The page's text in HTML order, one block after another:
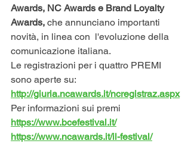
Awards, NC Awards e Brand Loyalty
Awards, che annunciano importanti
novità, in linea con  l'evoluzione della
comunicazione italiana.
Le registrazioni per i quattro PREMI
sono aperte su:
http://giuria.ncawards.it/ncregistraz.aspx
Per informazioni sui premi
https://www.bcefestival.it/
https://www.ncawards.it/il-festival/